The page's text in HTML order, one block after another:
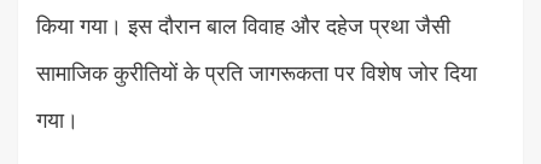
किया गया। इस दौरान बाल विवाह और दहेज प्रथा जैसी
सामाजिक कुरीतियों के प्रति जागरूकता पर विशेष जोर दिया
गया।